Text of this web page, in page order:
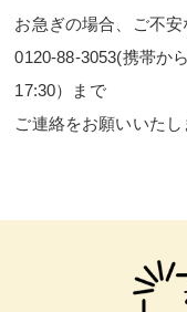
お急ぎの場合、ご不安
0120-88-3053(携帯か
17:30）まで
ご連絡をお願いいたし